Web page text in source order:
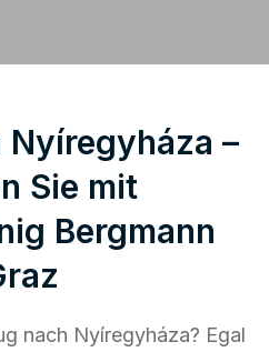
Nyíregyháza –
Sie mit
Bergmann
nach Nyíregyháza? Egal